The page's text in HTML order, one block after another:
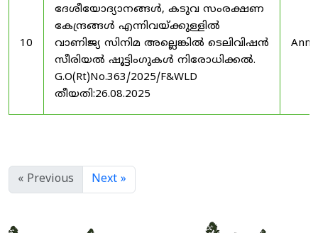
10
ദേശീയോദ്യാനങ്ങൾ, കടുവ സംരക്ഷണ
കേന്ദ്രങ്ങൾ എന്നിവയ്ക്കുള്ളിൽ
വാണിജ്യ സിനിമ അല്ലെങ്കിൽ ടെലിവിഷൻ
സീരിയൽ ഷൂട്ടിംഗുകൾ നിരോധിക്കൽ.
G.O(Rt)No.363/2025/F&WLD
തീയതി:26.08.2025
« Previous Next »